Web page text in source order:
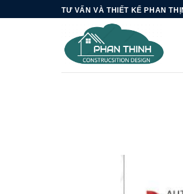
TƯ VẤN VÀ THIẾT KẾ PHAN